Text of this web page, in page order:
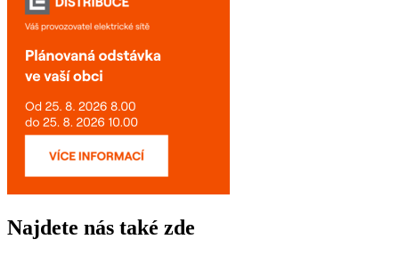
Najdete nás také zde